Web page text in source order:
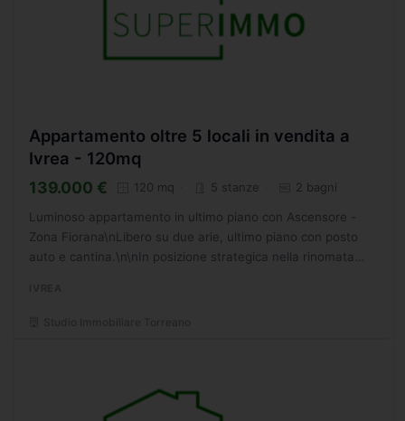
Appartamento oltre 5 locali in vendita a
Ivrea - 120mq
139.000 € 120 mq 5 stanze 2 bagni
Luminoso appartamento in ultimo piano con Ascensore -
Zona Fiorana\nLibero su due arie, ultimo piano con posto
auto e cantina.\n\nIn posizione strategica nella rinomata